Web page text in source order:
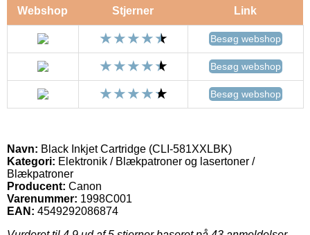
Webshop Stjerner Link
Besøg webshop
Besøg webshop
Besøg webshop
Navn: Black Inkjet Cartridge (CLI-581XXLBK)
Kategori: Elektronik / Blækpatroner og lasertoner /
Blækpatroner
Producent: Canon
Varenummer: 1998C001
EAN: 4549292086874